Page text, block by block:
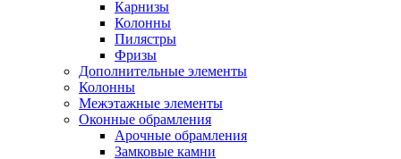
Карнизы
Колонны
Пилястры
Фризы
Дополнительные элементы
Колонны
Межэтажные элементы
Оконные обрамления
Арочные обрамления
Замковые камни